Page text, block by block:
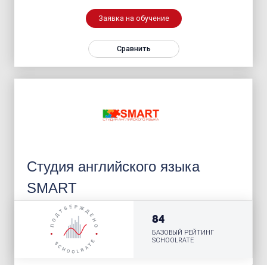
Заявка на обучение
Сравнить
Студия английского языка
SMART
84
БАЗОВЫЙ РЕЙТИНГ
SCHOOLRATE